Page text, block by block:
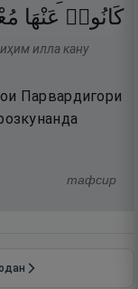
كَانُوا۟ عَنْهَا
илла кану
Парвардигори
тафсир